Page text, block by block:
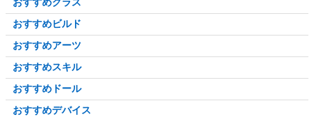
おすすめビルド
おすすめアーツ
おすすめスキル
おすすめドール
おすすめデバイス